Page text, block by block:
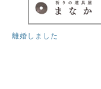
離婚しました